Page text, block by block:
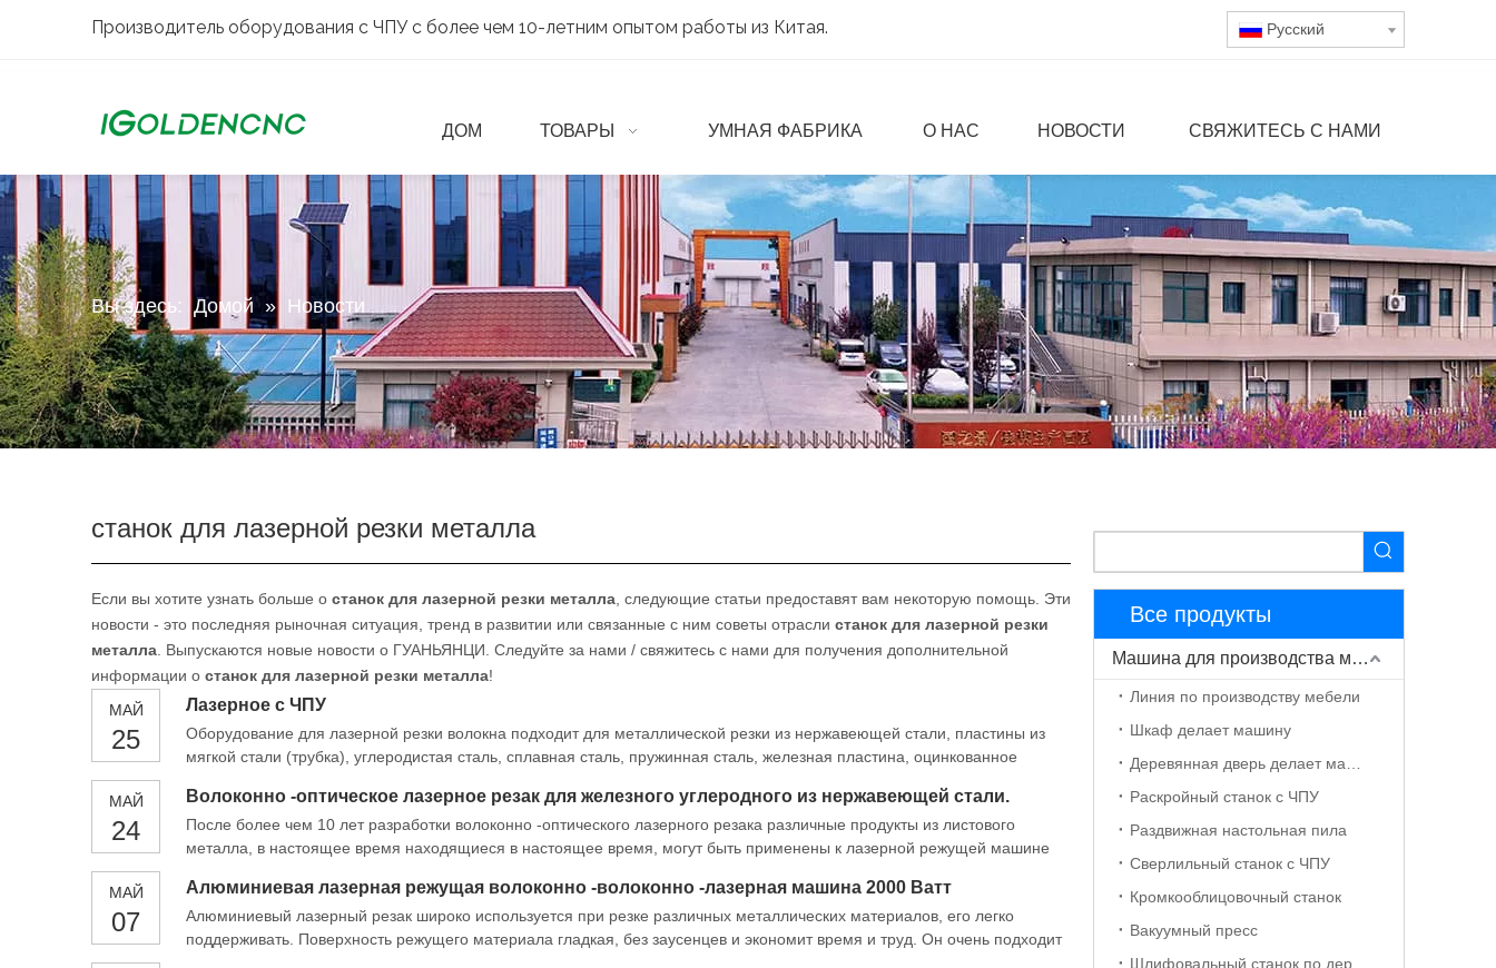
Производитель оборудования с ЧПУ с более чем 10-летним опытом работы из Китая. Pусский
ДОМ ТОВАРЫ УМНАЯ ФАБРИКА О НАС НОВОСТИ СВЯЖИТЕСЬ С НАМИ
Вы здесь: Домой » Новости
станок для лазерной резки металла
Если вы хотите узнать больше о станок для лазерной резки металла , следующие статьи предоставят вам некоторую помощь. Эти
новости - это последняя рыночная ситуация, тренд в развитии или связанные с ним советы отрасли станок для лазерной резки
металла . Выпускаются новые новости о ГУАНЬЯНЦИ. Следуйте за нами / свяжитесь с нами для получения дополнительной
информации о станок для лазерной резки металла!
МАЙ
25
Лазерное с ЧПУ
Оборудование для лазерной резки волокна подходит для металлической резки из нержавеющей стали, пластины из
мягкой стали (трубка), углеродистая сталь, сплавная сталь, пружинная сталь, железная пластина, оцинкованное
тарелка, серебряная пластина, титановая пластина,
МАЙ
24
Волоконно -оптическое лазерное резак для железного углеродного из нержавеющей стали.
После более чем 10 лет разработки волоконно -оптического лазерного резака различные продукты из листового
металла, в настоящее время находящиеся в настоящее время, могут быть применены к лазерной режущей машине
Быстрый, чистый, точный и адаптировать
МАЙ
07
Алюминиевая лазерная режущая волоконно -волоконно -лазерная машина 2000 Ватт
Алюминиевый лазерный резак широко используется при резке различных металлических материалов, его легко
поддерживать. Поверхность режущего материала гладкая, без заусенцев и экономит время и труд. Он очень подходит
Все продукты
Машина для производства мебели
Линия по производству мебели
Шкаф делает машину
Раскройный станок с ЧПУ
Раздвижная настольная пила
Сверлильный станок с ЧПУ
Кромкооблицовочный станок
Вакуумный пресс